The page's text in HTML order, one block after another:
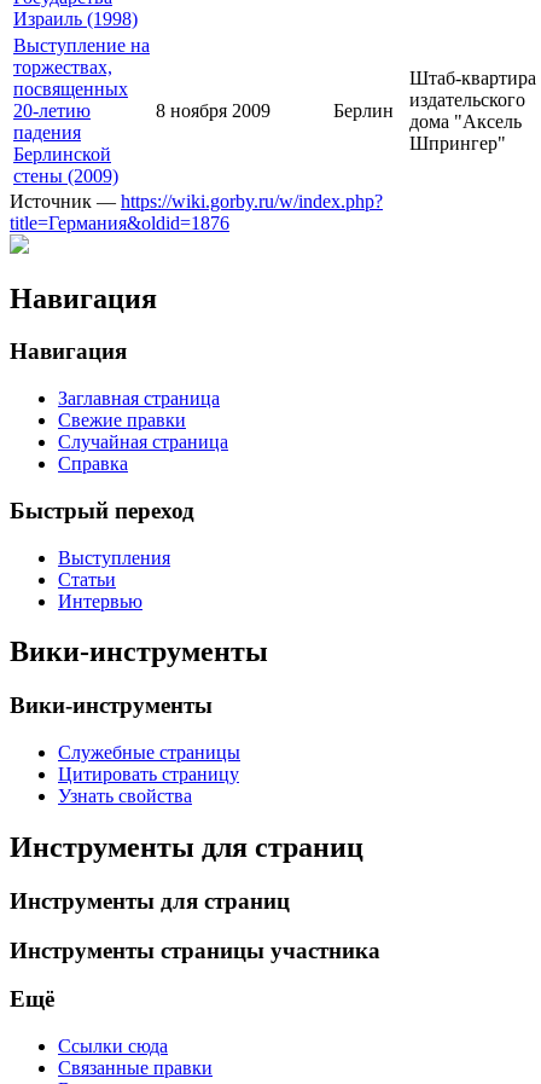
Израиль (1998)
Выступление на
торжествах,
посвященных
20-летию
падения
Берлинской
стены (2009)
8 ноября 2009 Берлин
Штаб-квартира
издательского
дома "Аксель
Шпрингер"
Источник — https://wiki.gorby.ru/w/index.php?
title=Германия&oldid=1876
Навигация
Навигация
Заглавная страница
Свежие правки
Случайная страница
Справка
Быстрый переход
Выступления
Статьи
Интервью
Вики-инструменты
Вики-инструменты
Служебные страницы
Цитировать страницу
Узнать свойства
Инструменты для страниц
Инструменты для страниц
Инструменты страницы участника
Ещё
Ссылки сюда
Связанные правки